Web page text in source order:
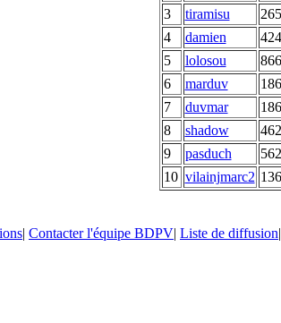
3
tiramisu
265
4
damien
424
5
lolosou
866
6
marduv
186
7
duvmar
186
8
shadow
462
9
pasduch
562
10 vilainjmarc2 136
| Contacter l'équipe BDPV| Liste de diffusion